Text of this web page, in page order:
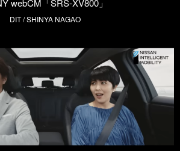
webCM「SRS-XV800」
DIT / SHINYA NAGAO